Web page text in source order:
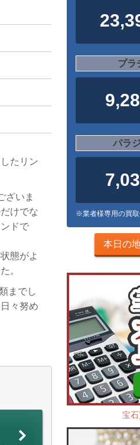
たリン
ざいま
けでな
ドで
態がよ
。
までし
々努め
プラ
パラ
※業者様専用の買取
本日の
宝